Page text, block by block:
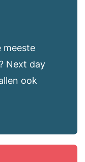
meeste
Next day
ook